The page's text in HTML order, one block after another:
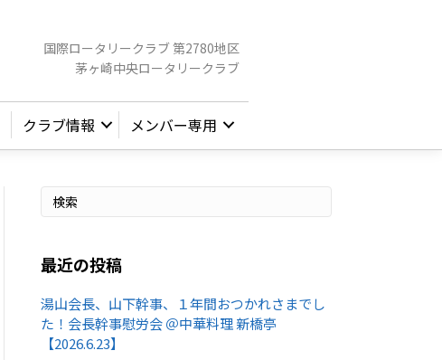
国際ロータリークラブ 第2780地区
茅ヶ崎中央ロータリークラブ
クラブ情報 メンバー専用
最近の投稿
湯山会長、山下幹事、１年間おつかれさまでし
た！会長幹事慰労会 ＠中華料理 新橋亭
【2026.6.23】